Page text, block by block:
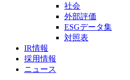
社会
外部評価
ESGデータ集
対照表
IR情報
採用情報
ニュース